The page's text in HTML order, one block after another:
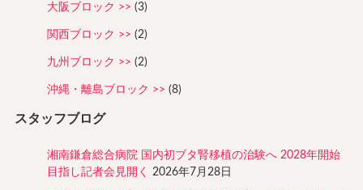
大阪ブロック (3)
関西ブロック (2)
九州ブロック (2)
沖縄・離島ブロック (8)
スタッフブログ
湘南鎌倉総合病院 国内初ブタ腎移植の治験へ 2028年開始
目指し記者会見開く
2026年7月28日